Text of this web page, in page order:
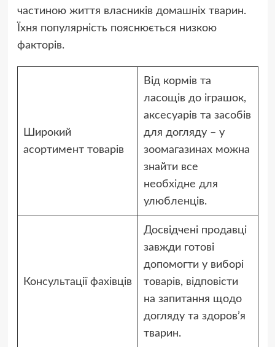
частиною життя власників домашніх тварин.
Їхня популярність пояснюється низкою
факторів.
Широкий
асортимент товарів
Від кормів та
ласощів до іграшок,
аксесуарів та засобів
для догляду – у
зоомагазинах можна
знайти все
необхідне для
улюбленців.
Консультації фахівців
Досвідчені продавці
завжди готові
допомогти у виборі
товарів, відповісти
на запитання щодо
догляду та здоров’я
тварин.